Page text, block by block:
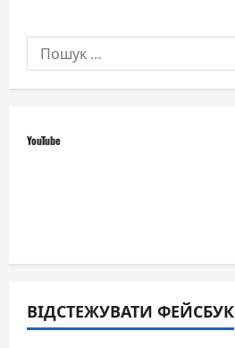
Пошук:
YouTube
ВІДСТЕЖУВАТИ ФЕЙСБУК